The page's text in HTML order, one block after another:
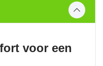
voor een